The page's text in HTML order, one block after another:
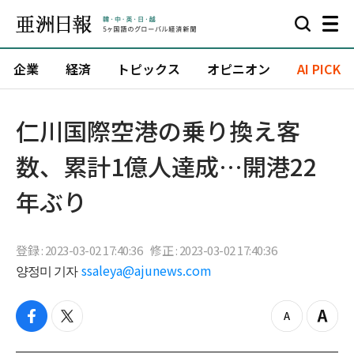
企業 経済 トピックス オピニオン AI PICK
仁川国際空港の乗り換え客
数、累計1億人達成…開港22
年ぶり
登録 : 2023-03-02 17:40:36 修正 : 2023-03-02 17:40:36
양정미 기자 ssaleya@ajunews.com
f
t
z
Z